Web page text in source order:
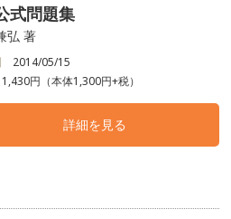
式問題集
弘 著
2014/05/15
1,430円（本体1,300円+税）
詳細を見る